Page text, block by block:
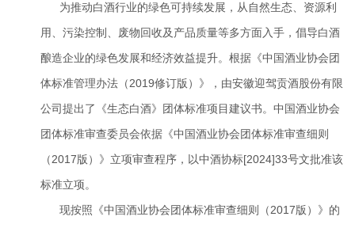
为推动白酒行业的绿色可持续发展，从自然生态、资源利
用、污染控制、废物回收及产品质量等多方面入手，倡导白酒
酿造企业的绿色发展和经济效益提升。根据《中国酒业协会团
体标准管理办法（2019修订版）》，由安徽迎驾贡酒股份有限
公司提出了《生态白酒》团体标准项目建议书。中国酒业协会
团体标准审查委员会依据《中国酒业协会团体标准审查细则
（2017版）》立项审查程序，以中酒协标[2024]33号文批准该
标准立项。
现按照《中国酒业协会团体标准审查细则（2017版）》的